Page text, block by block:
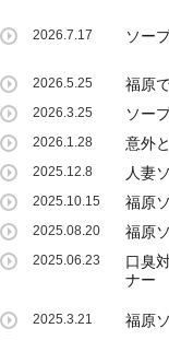
2026.7.17 ソー
2026.5.25 福原
2026.3.25 ソー
2026.1.28 意外
2025.12.8 人妻
2025.10.15 福原
2025.08.20 福原
2025.06.23
口臭
ナー
2025.3.21 福原